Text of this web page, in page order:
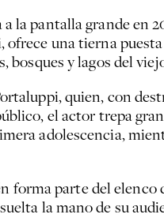
a la pantalla grande en
una tierna
bosques y lagos del
quien, con
el actor trepa
adolescencia,
forma parte del elenco
la mano de su